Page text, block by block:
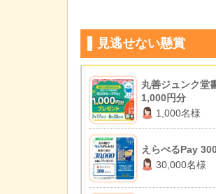
見逃せない懸賞
丸善ジュンク堂
1,000円分
1,000名様
えらべるPay
30,000名様